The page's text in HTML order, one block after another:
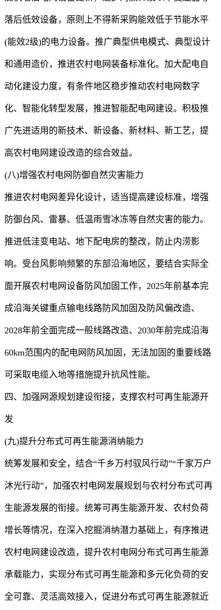
落后低效设备，原则上不得新采购能效低于节能水平
(能效2级)的电力设备。推广典型供电模式、典型设计
和通用造价，推进农村电网装备标准化。加大配电自
动化建设力度，有条件地区稳步推动农村电网数字
化、智能化转型发展，推进智能配电网建设。积极推
广先进适用的新技术、新设备、新材料、新工艺，提
高农村电网建设改造的综合效益。
(八)增强农村电网防御自然灾害能力
推进农村电网差异化设计，适当提高建设标准，增强
防御台风、雷暴、低温雨雪冰冻等自然灾害的能力。
推进低洼变电站、地下配电房的整改，防止内涝影
响。受台风影响频繁的东部沿海地区，要结合实际全
面开展农村电网设备防风加固工作，2025年前基本完
成沿海关键重点输电线路防风加固及防风偏改造、
2028年前全面完成一般线路改造、2030年前完成沿海
60km范围内的配电网防风加固，无法加固的重要线路
可采取电缆入地等措施提升抗风性能。
四、加强网源规划建设衔接，支撑农村可再生能源开
发
(九)提升分布式可再生能源消纳能力
统筹发展和安全，结合“千乡万村驭风行动”“千家万户
沐光行动”，加强农村电网发展规划与农村分布式可再
生能源发展的衔接。统筹可再生能源开发、农村负荷
增长等情况，在深入挖掘消纳潜力基础上，有序推进
农村电网建设改造，提升农村电网分布式可再生能源
承载能力，实现分布式可再生能源和多元化负荷的安
全可靠、灵活高效接入，促进分布式可再生能源就近